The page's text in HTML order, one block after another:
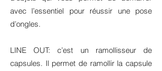
avec l’essentiel pour réussir une pose
d’ongles.
LINE OUT: c’est un ramollisseur de
capsules. Il permet de ramollir la capsule